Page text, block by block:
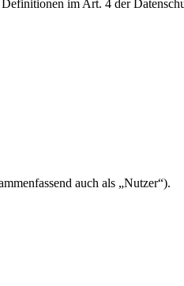
im Art. 4 der
auch als „Nutzer“).